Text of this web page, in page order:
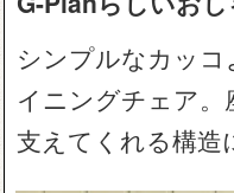
シンプルなカッ
イニングチェア
支えてくれる構造